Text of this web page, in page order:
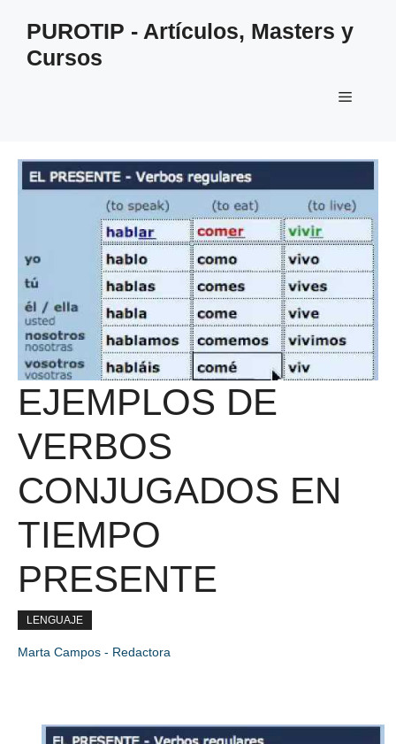
contenido
PUROTIP - Artículos, Masters y
Cursos
Menú
EJEMPLOS DE
VERBOS
CONJUGADOS EN
TIEMPO
PRESENTE
LENGUAJE
Marta Campos - Redactora